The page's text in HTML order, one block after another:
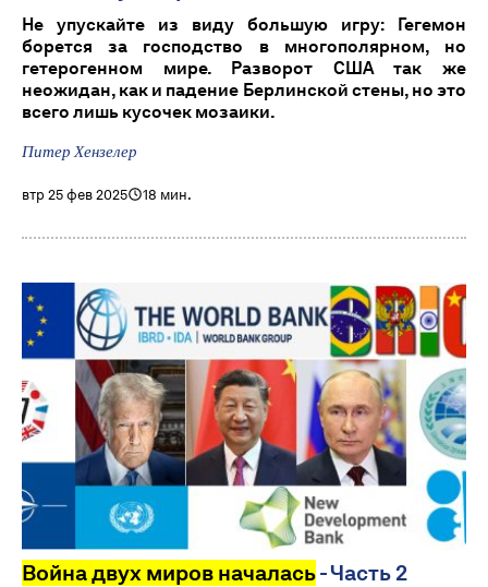
Не упускайте из виду большую игру: Гегемон
борется за господство в многополярном, но
гетерогенном мире. Разворот США так же
неожидан, как и падение Берлинской стены, но это
всего лишь кусочек мозаики.
Питер Хензелер
втр 25 фев 2025 18 мин.
Война двух миров началась- Часть 2